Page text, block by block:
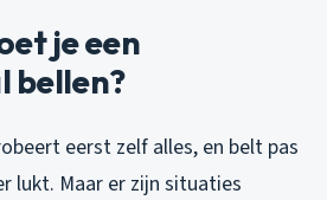
je een
bellen?
eerst zelf alles, en belt pas
lukt. Maar er zijn situaties